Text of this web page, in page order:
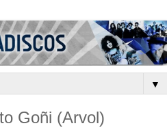
▼
Goñi (Arvol)